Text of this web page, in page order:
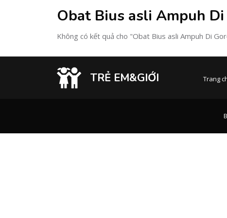
Obat Bius asli Ampuh
Không có kết quả cho "Obat Bius asli Ampuh Di
TRẺ EM&GIỚI Trang